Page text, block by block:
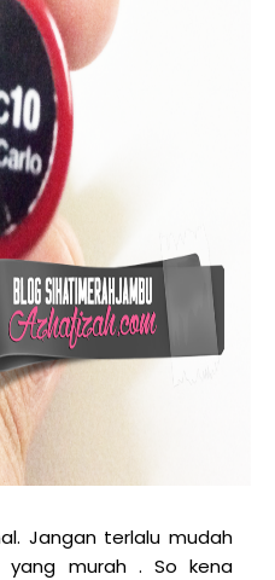
Jangan terlalu mudah
yang murah . So kena